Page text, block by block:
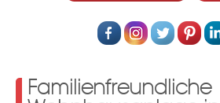
Familienfreundliche